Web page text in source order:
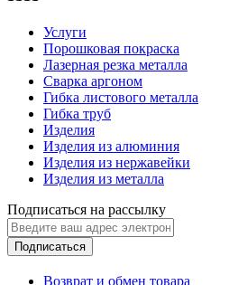
Услуги
Порошковая покраска
Лазерная резка металла
Сварка аргоном
Гибка листового металла
Гибка труб
Изделия
Изделия из алюминия
Изделия из нержавейки
Изделия из металла
Подписаться на рассылку
Подписаться
Возврат и обмен товара